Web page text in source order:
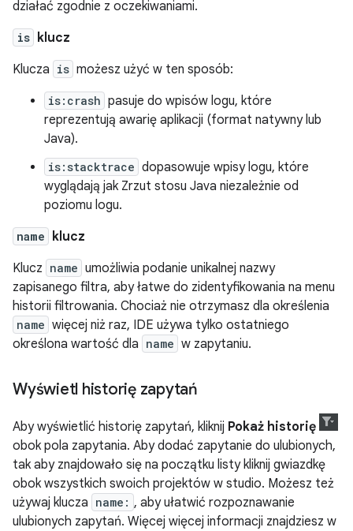
działać zgodnie z oczekiwaniami.
is klucz
Klucza is możesz użyć w ten sposób:
is:crash pasuje do wpisów logu, które
reprezentują awarię aplikacji (format natywny lub
Java).
is:stacktrace dopasowuje wpisy logu, które
wyglądają jak Zrzut stosu Java niezależnie od
poziomu logu.
name klucz
Klucz name umożliwia podanie unikalnej nazwy
zapisanego filtra, aby łatwe do zidentyfikowania na menu
historii filtrowania. Chociaż nie otrzymasz dla określenia
name więcej niż raz, IDE używa tylko ostatniego
określona wartość dla name w zapytaniu.
Wyświetl historię zapytań
Aby wyświetlić historię zapytań, kliknij Pokaż historię
obok pola zapytania. Aby dodać zapytanie do ulubionych,
tak aby znajdowało się na początku listy kliknij gwiazdkę
obok wszystkich swoich projektów w studio. Możesz też
używaj klucza name: , aby ułatwić rozpoznawanie
ulubionych zapytań. Więcej więcej informacji znajdziesz w